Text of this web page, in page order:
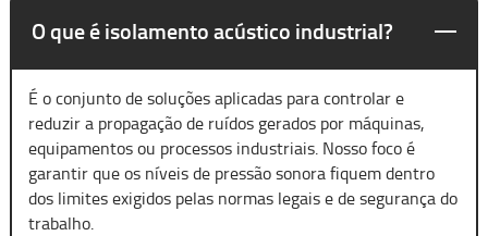
O que é isolamento acústico industrial?
É o conjunto de soluções aplicadas para controlar e
reduzir a propagação de ruídos gerados por máquinas,
equipamentos ou processos industriais. Nosso foco é
garantir que os níveis de pressão sonora fiquem dentro
dos limites exigidos pelas normas legais e de segurança do
trabalho.